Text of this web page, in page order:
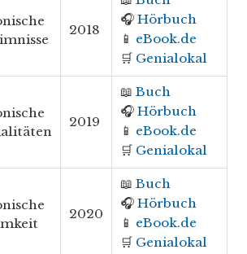
2018
🎧 Hörbuch
📱 eBook.de
🛒 Genialokal
2019
📖 Buch
🎧 Hörbuch
📱 eBook.de
🛒 Genialokal
2020
📖 Buch
🎧 Hörbuch
📱 eBook.de
🛒 Genialokal